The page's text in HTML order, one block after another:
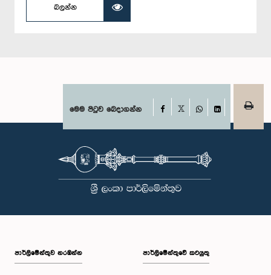
බලන්න
මෙම පිටුව බෙදාගන්න Facebook
WhatsAppLinkedIn
පාර්ලි‌මේන්තුව නරඹන්න පාර්ලිමේන්තුවේ කටයුතු